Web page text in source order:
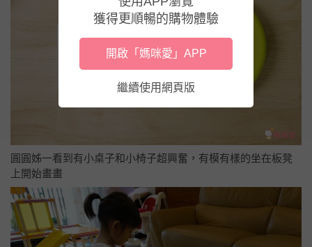
圓圓姊一看到有小桌子和小椅子超興奮，有模有樣的坐在板凳
上開始畫畫
獲得更順暢的購物體驗
開啟「媽咪愛」APP
繼續使用網頁版